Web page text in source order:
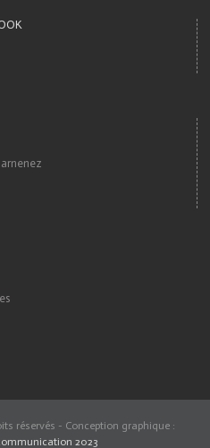
réservés - Conception graphique :
2023